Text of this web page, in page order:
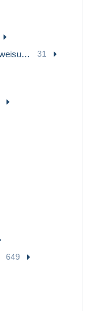
Zwischenscheine - Schatzanweisungen 31
649